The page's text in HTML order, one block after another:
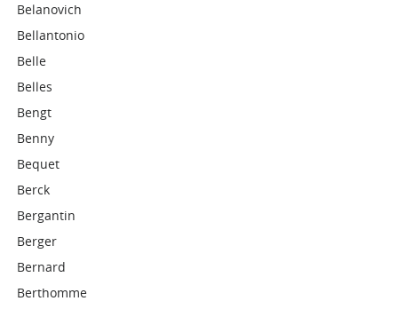
Belanovich
Bellantonio
Belle
Belles
Bengt
Benny
Bequet
Berck
Bergantin
Berger
Bernard
Berthomme